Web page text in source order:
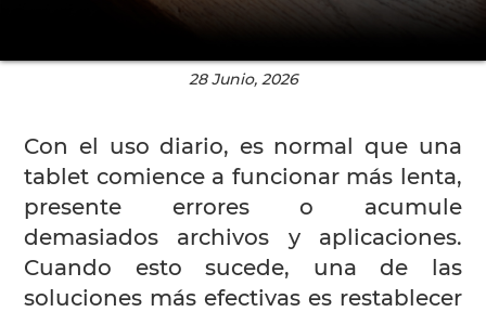
28 Junio, 2026
Con el uso diario, es normal que una
tablet comience a funcionar más lenta,
presente errores o acumule
demasiados archivos y aplicaciones.
Cuando esto sucede, una de las
soluciones más efectivas es restablecer